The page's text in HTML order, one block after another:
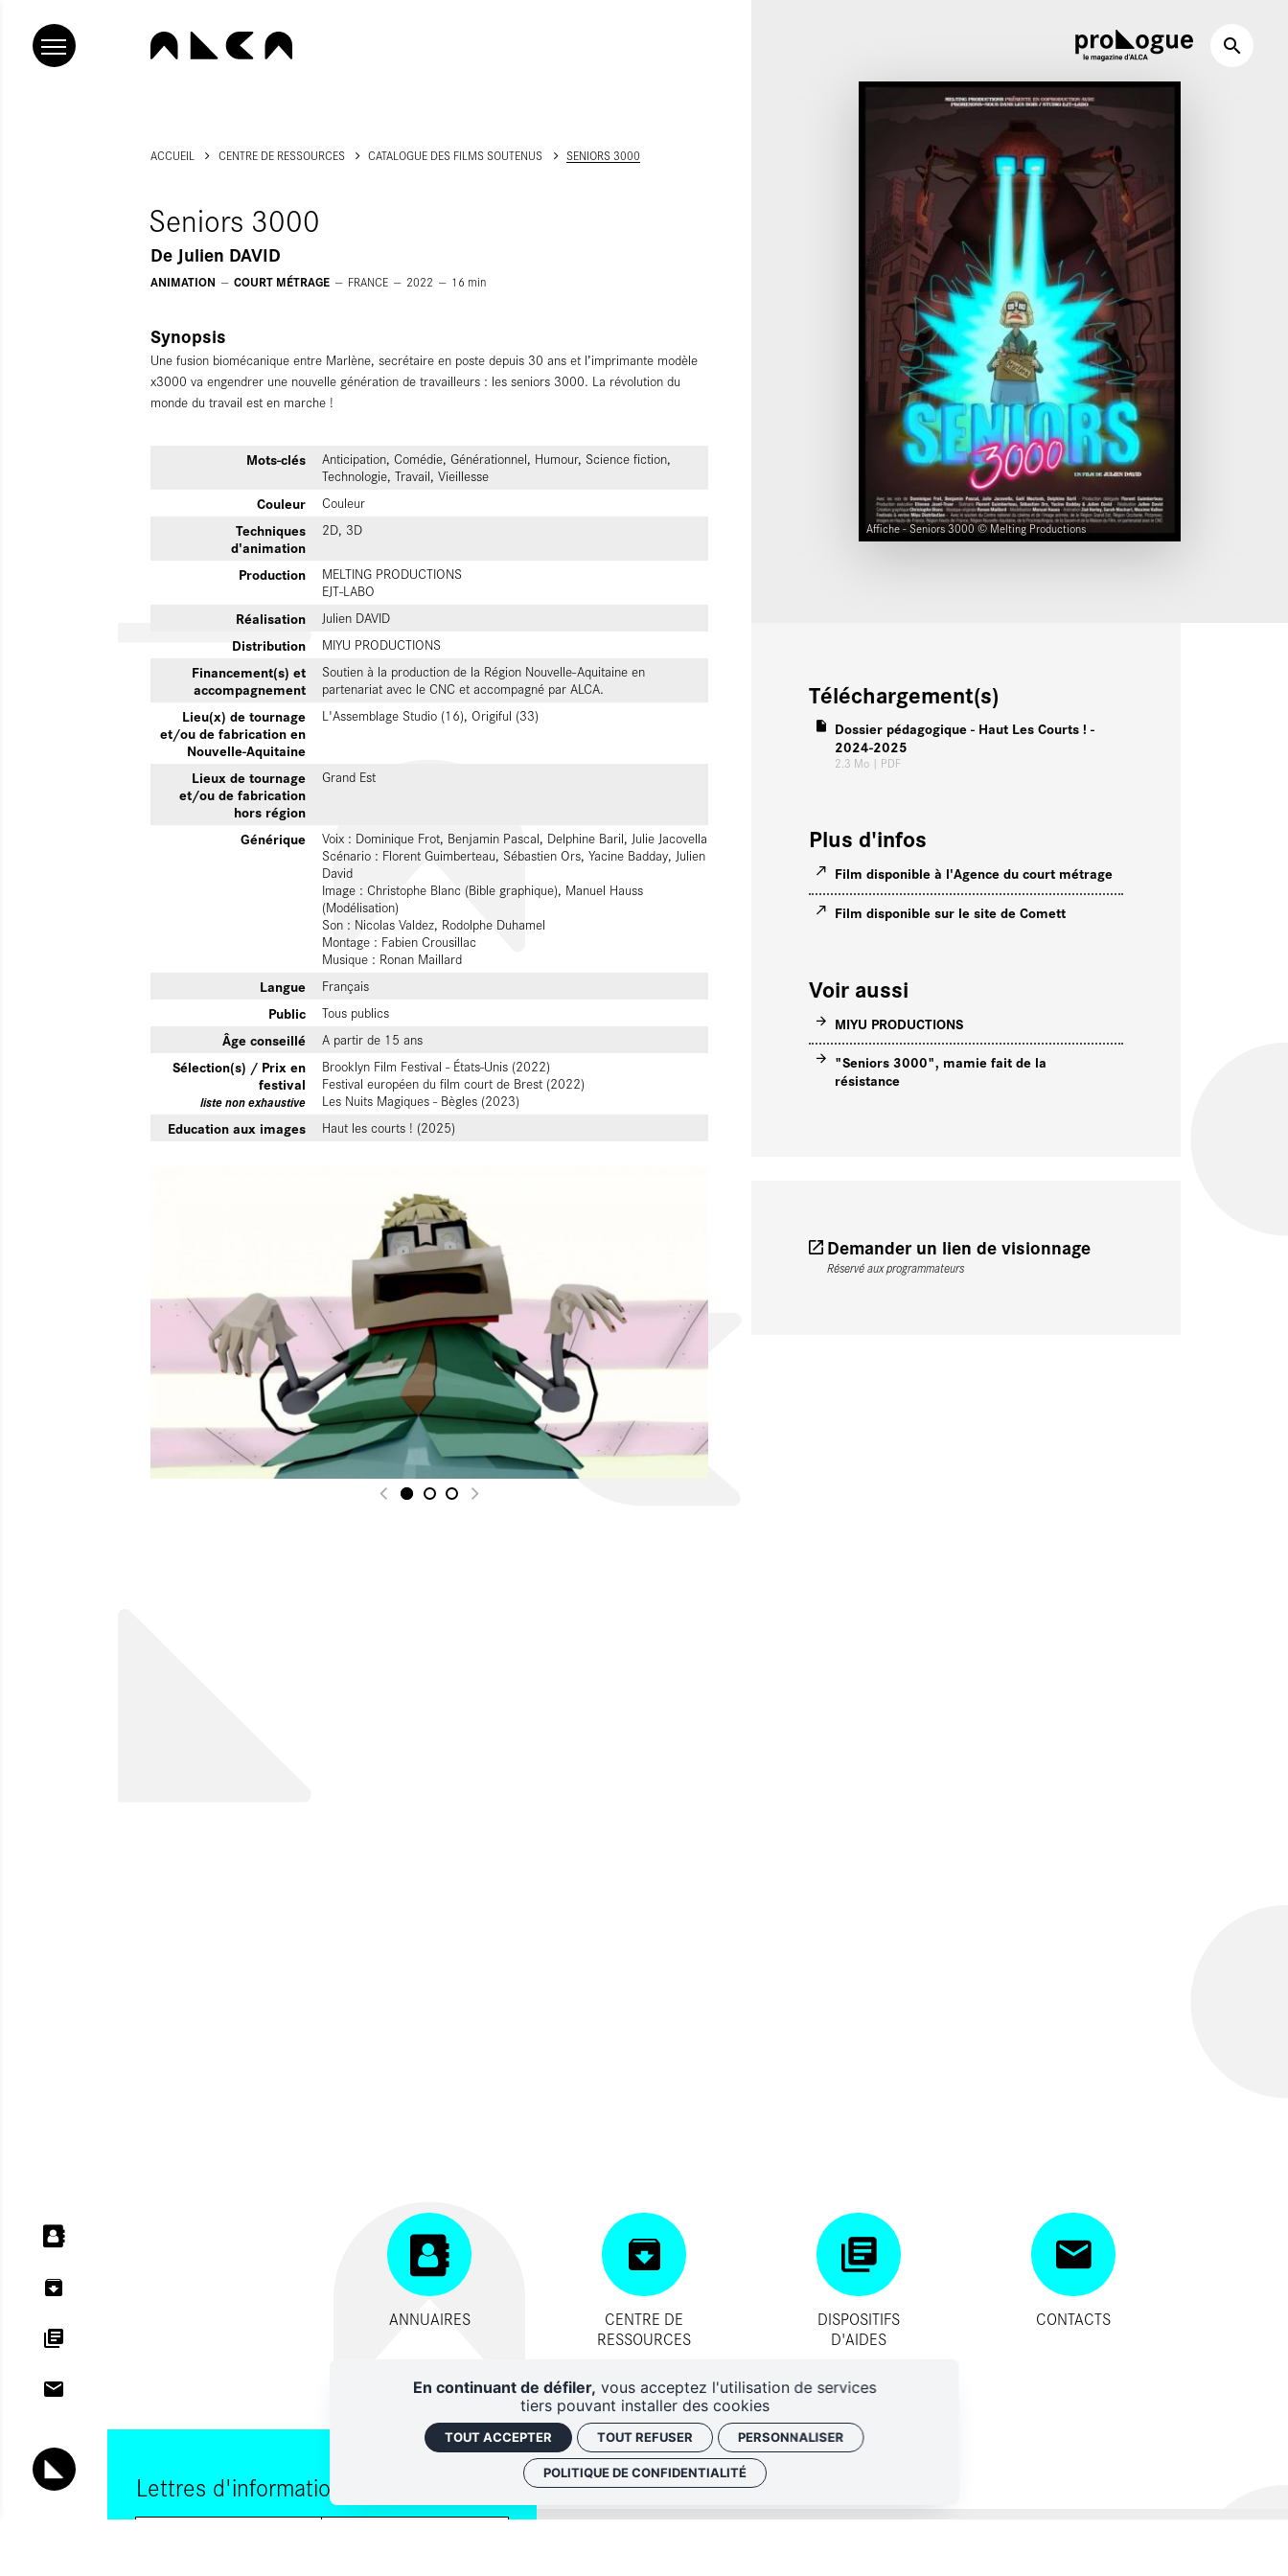
Affiche - Seniors 3000 © Melting Productions
ACCUEIL CENTRE DE RESSOURCES CATALOGUE DES FILMS SOUTENUS SENIORS 3000
Seniors 3000
De Julien DAVID
ANIMATION COURT MÉTRAGE FRANCE 2022 16 min
Synopsis
Une fusion biomécanique entre Marlène, secrétaire en poste depuis 30 ans et l’imprimante modèle
x3000 va engendrer une nouvelle génération de travailleurs : les seniors 3000. La révolution du
monde du travail est en marche !
Mots-clés
Anticipation, Comédie, Générationnel, Humour, Science fiction,
Technologie, Travail, Vieillesse
Couleur Couleur
Techniques
d'animation
2D, 3D
Production
MELTING PRODUCTIONS
EJT-LABO
Réalisation Julien DAVID
Distribution MIYU PRODUCTIONS
Financement(s) et
accompagnement
Soutien à la production de la Région Nouvelle-Aquitaine en
partenariat avec le CNC et accompagné par ALCA.
Lieu(x) de tournage
et/ou de fabrication en
Nouvelle-Aquitaine
L'Assemblage Studio (16), Origiful (33)
Lieux de tournage
et/ou de fabrication
hors région
Grand Est
Générique
Voix : Dominique Frot, Benjamin Pascal, Delphine Baril, Julie Jacovella
Scénario : Florent Guimberteau, Sébastien Ors, Yacine Badday, Julien
David
Image : Christophe Blanc (Bible graphique), Manuel Hauss
(Modélisation)
Son : Nicolas Valdez, Rodolphe Duhamel
Montage : Fabien Crousillac
Musique : Ronan Maillard
Langue Français
Public Tous publics
Âge conseillé A partir de 15 ans
Sélection(s) / Prix en
festival
liste non exhaustive
Brooklyn Film Festival - États-Unis (2022)
Festival européen du film court de Brest (2022)
Les Nuits Magiques - Bègles (2023)
Education aux images Haut les courts ! (2025)
Téléchargement(s)
Dossier pédagogique - Haut Les Courts ! -
2024-2025
2.3 Mo | PDF
Plus d'infos
Film disponible à l'Agence du court métrage
Film disponible sur le site de Comett
Voir aussi
MIYU PRODUCTIONS
"Seniors 3000", mamie fait de la
résistance
Demander un lien de visionnage
Réservé aux programmateurs
ANNUAIRES
CENTRE DE
RESSOURCES
DISPOSITIFS
D'AIDES
CONTACTS
Lettres d'information
En continuant de défiler, vous acceptez l'utilisation de services
tiers pouvant installer des cookies
TOUT ACCEPTER TOUT REFUSER PERSONNALISER
POLITIQUE DE CONFIDENTIALITÉ